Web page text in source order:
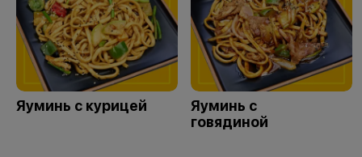
Яуминь с курицей
Яуминь с
говядиной